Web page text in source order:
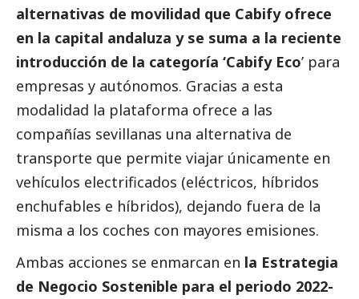
alternativas de movilidad que Cabify ofrece
en la capital andaluza y se suma a la reciente
introducción de la categoría ‘Cabify Eco’ para
empresas y autónomos. Gracias a esta
modalidad la plataforma ofrece a las
compañías sevillanas una alternativa de
transporte que permite viajar únicamente en
vehículos electrificados (eléctricos, híbridos
enchufables e híbridos), dejando fuera de la
misma a los coches con mayores emisiones.
Ambas acciones se enmarcan en la Estrategia
de Negocio Sostenible para el periodo 2022-